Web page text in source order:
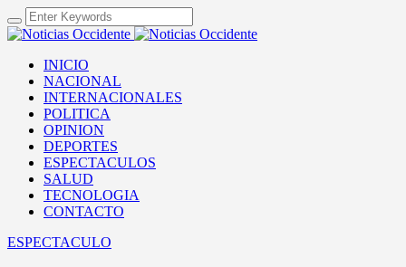
INICIO
NACIONAL
INTERNACIONALES
POLITICA
OPINION
DEPORTES
ESPECTACULOS
SALUD
TECNOLOGIA
CONTACTO
ESPECTACULO